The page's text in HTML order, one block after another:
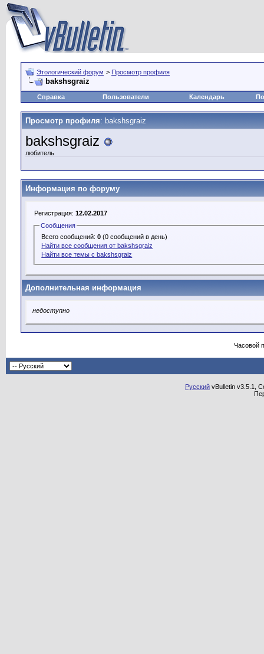
Этологический форум > Просмотр профиля
bakshsgraiz
Справка Пользователи Календарь
Просмотр профиля: bakshsgraiz
bakshsgraiz
любитель
Информация по форуму
Регистрация: 12.02.2017
Сообщения
Всего сообщений:0 (0 сообщений в день)
Найти все сообщения от bakshsgraiz
Найти все темы с bakshsgraiz
Дополнительная информация
недоступно
Часовой
Русский vBulletin v3.5.1,